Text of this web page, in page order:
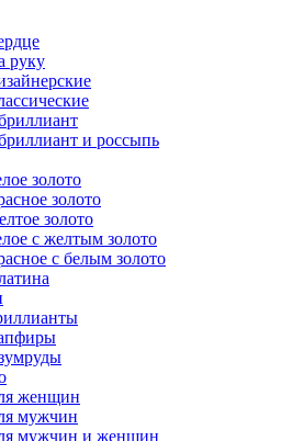
руку
и россыпь
золото
золото
золото
с желтым золото
с белым золото
женщин
мужчин
мужчин и женщин